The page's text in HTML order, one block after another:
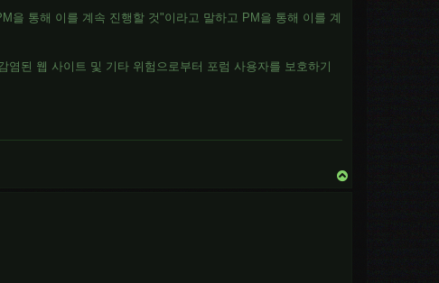
을 통해 이를 계속 진행할 것"이라고 말하고 PM을 통해 이를 계
된 웹 사이트 및 기타 위험으로부터 포럼 사용자를 보호하기